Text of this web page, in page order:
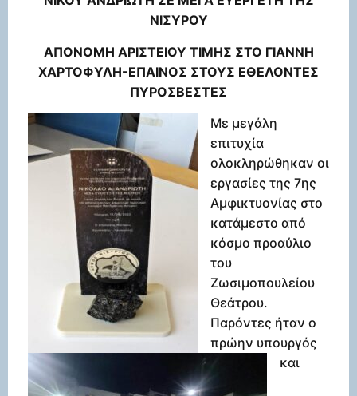
ΝΙΣΥΡΟΥ
ΑΠΟΝΟΜΗ ΑΡΙΣΤΕΙΟΥ ΤΙΜΗΣ ΣΤΟ ΓΙΑΝΝΗ
ΧΑΡΤΟΦΥΛΗ-ΕΠΑΙΝΟΣ ΣΤΟΥΣ ΕΘΕΛΟΝΤΕΣ
ΠΥΡΟΣΒΕΣΤΕΣ
Με μεγάλη
επιτυχία
ολοκληρώθηκαν οι
εργασίες της 7ης
Αμφικτυονίας στο
κατάμεστο από
κόσμο προαύλιο
του
Ζωσιμοπουλείου
Θεάτρου.
Παρόντες ήταν ο
πρώην υπουργός
και